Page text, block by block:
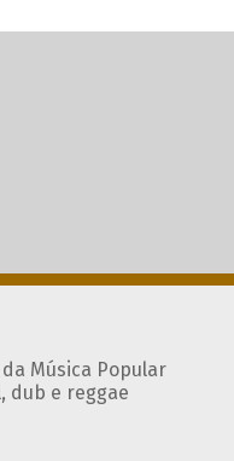
Música Popular
dub e reggae